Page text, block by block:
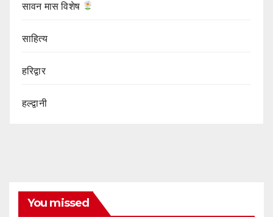
सावन मास विशेष
साहित्य
हरिद्वार
हल्द्वानी
You missed